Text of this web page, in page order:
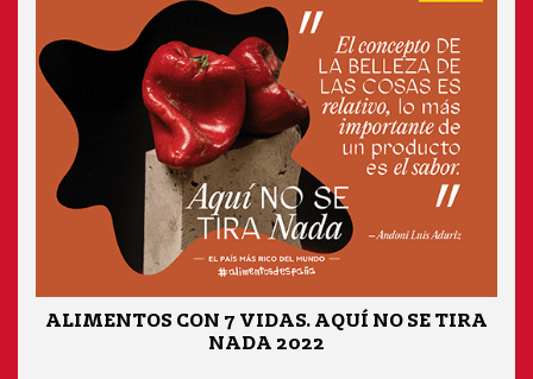
ALIMENTOS CON 7 VIDAS. AQUÍ NO SE TIRA
NADA 2022